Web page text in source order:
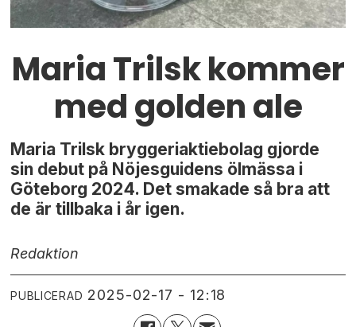
Maria Trilsk kommer
med golden ale
Maria Trilsk bryggeriaktiebolag gjorde
sin debut på Nöjesguidens ölmässa i
Göteborg 2024. Det smakade så bra att
de är tillbaka i år igen.
Redaktion
PUBLICERAD 2025-02-17 - 12:18